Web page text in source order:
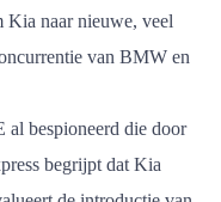
Kia naar nieuwe, veel
van BMW en
al bespioneerd die door
begrijpt dat Kia